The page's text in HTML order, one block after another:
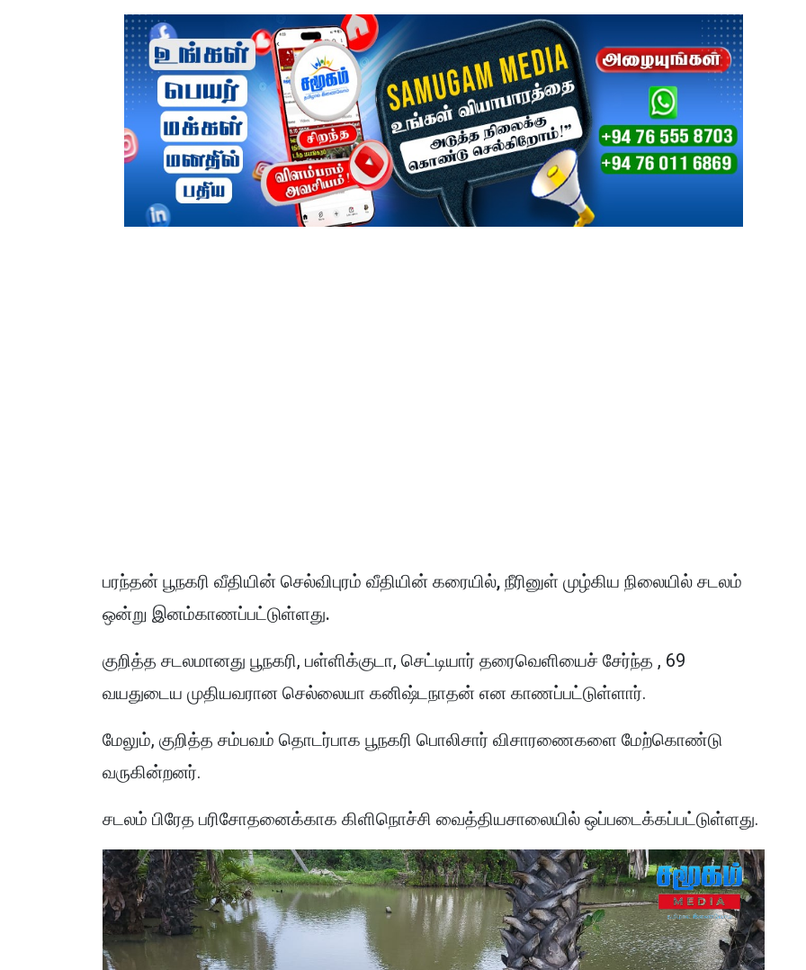
பரந்தன் பூநகரி வீதியின் செல்விபுரம் வீதியின் கரையில், நீரினுள் முழ்கிய நிலையில் சடலம்
ஒன்று இனம்காணப்பட்டுள்ளது.
குறித்த சடலமானது பூநகரி, பள்ளிக்குடா, செட்டியார் தரைவெளியைச் சேர்ந்த , 69
வயதுடைய முதியவரான செல்லையா கனிஷ்டநாதன் என காணப்பட்டுள்ளார்.
மேலும், குறித்த சம்பவம் தொடர்பாக பூநகரி பொலிசார் விசாரணைகளை மேற்கொண்டு
வருகின்றனர்.
சடலம் பிரேத பரிசோதனைக்காக கிளிநொச்சி வைத்தியசாலையில் ஒப்படைக்கப்பட்டுள்ளது.